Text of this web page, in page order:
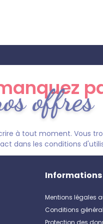
offres
à tout moment. Vous
dans les conditions
Mentions légales
Conditions
Protection des